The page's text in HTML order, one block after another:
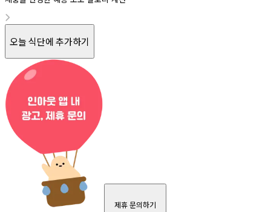
오늘 식단에 추가하기
제휴 문의하기